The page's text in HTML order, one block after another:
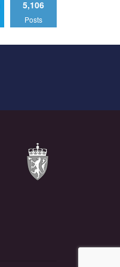
5,106
Posts